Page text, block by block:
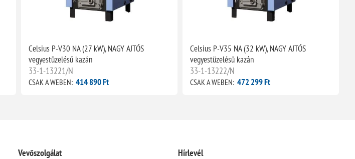
Celsius P-V30 NA (27 kW), NAGY AJTÓS
vegyestüzelésű kazán
33-1-13221/N
CSAK A WEBEN: 414 890 Ft
Celsius P-V35 NA (32 kW), NAGY AJTÓS
vegyestüzelésű kazán
33-1-13222/N
CSAK A WEBEN: 472 299 Ft
Vevőszolgálat
Hírlevél